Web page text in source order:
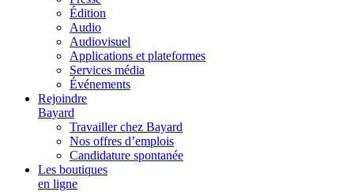
Édition
Audio
Audiovisuel
Applications et plateformes
Services média
Événements
Rejoindre
Bayard
Travailler chez Bayard
Nos offres d’emplois
Candidature spontanée
Les boutiques
en ligne